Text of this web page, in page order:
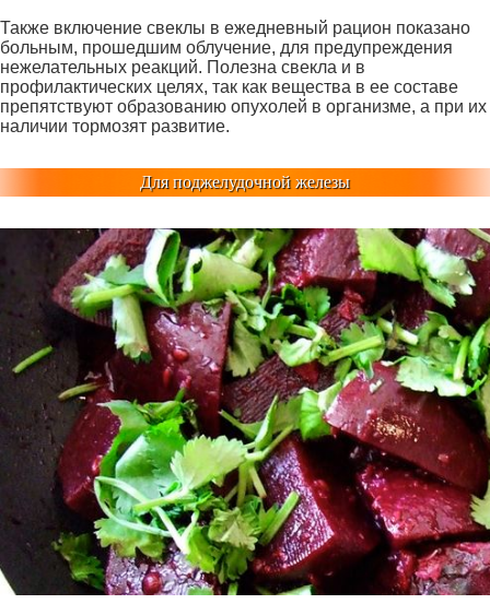
Также включение свеклы в ежедневный рацион показано
больным, прошедшим облучение, для предупреждения
нежелательных реакций. Полезна свекла и в
профилактических целях, так как вещества в ее составе
препятствуют образованию опухолей в организме, а при их
наличии тормозят развитие.
Для поджелудочной железы